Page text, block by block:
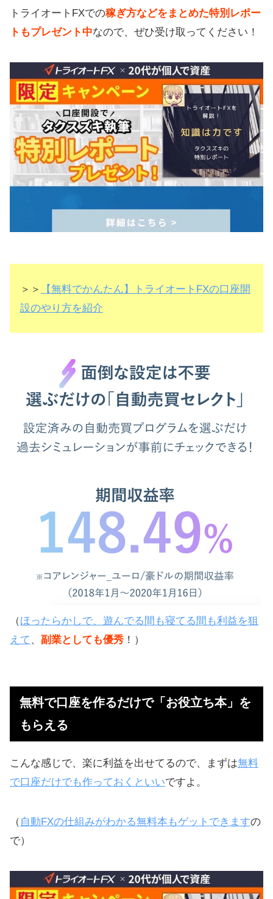
トライオートFXでの稼ぎ方などをまとめた特別レポー
トもプレゼント中なので、ぜひ受け取ってください！
＞＞
【無料でかんたん】トライオートFXの口座開
設のやり方を紹介
（ほったらかしで、遊んでる間も寝てる間も利益を狙
えて 、 副業としても優秀 ！）
無料で口座を作るだけで「お役立ち本」を
もらえる
こんな感じで、楽に利益を出せてるので、まずは無料
で口座だけでも作っておくといいですよ。
（ 自動FXの仕組みがわかる無料本もゲットできますの
で）